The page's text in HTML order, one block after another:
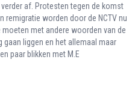
af. Protesten tegen de komst
remigratie worden door de NCTV nu
met andere woorden van de
liggen en het allemaal maar
paar blikken met M.E